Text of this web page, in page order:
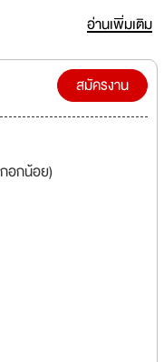
ก่ลูกค้า โดยเน้นการทำงาน
องลูกค้าที่ส่งผลให้ขยายฐาน
วหน้า มาร่วมเป็นส่วน
อ่านเพิ่มเติม
สมัครงาน
อกน้อย)